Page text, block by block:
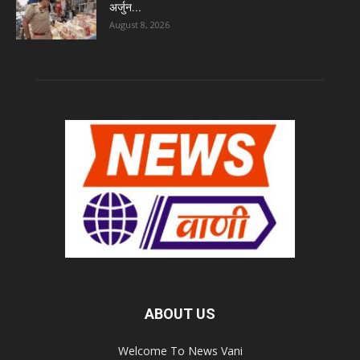
अर्जुन...
August 8, 2026
ABOUT US
Welcome To News Vani